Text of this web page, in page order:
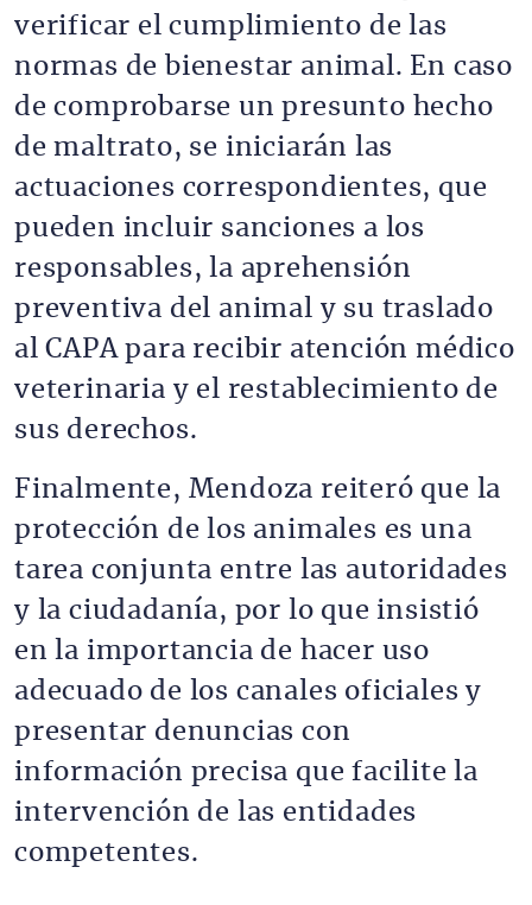
verificar el cumplimiento de las
normas de bienestar animal. En caso
de comprobarse un presunto hecho
de maltrato, se iniciarán las
actuaciones correspondientes, que
pueden incluir sanciones a los
responsables, la aprehensión
preventiva del animal y su traslado
al CAPA para recibir atención médico
veterinaria y el restablecimiento de
sus derechos.
Finalmente, Mendoza reiteró que la
protección de los animales es una
tarea conjunta entre las autoridades
y la ciudadanía, por lo que insistió
en la importancia de hacer uso
adecuado de los canales oficiales y
presentar denuncias con
información precisa que facilite la
intervención de las entidades
competentes.